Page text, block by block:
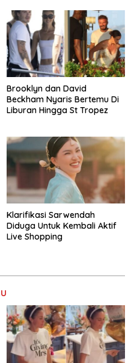
Brooklyn dan David
Beckham Nyaris Bertemu Di
Liburan Hingga St Tropez
Klarifikasi Sarwendah
Diduga Untuk Kembali Aktif
Live Shopping